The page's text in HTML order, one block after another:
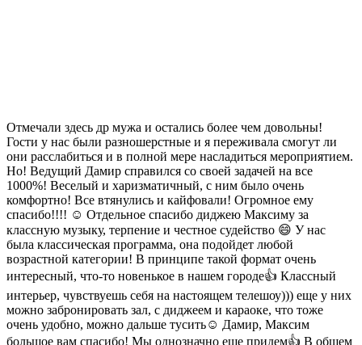
Отмечали здесь др мужа и остались более чем довольны!
Гости у нас были разношерстные и я переживала смогут ли
они расслабиться и в полной мере насладиться мероприятием.
Но! Ведущий Дамир справился со своей задачей на все
1000%! Веселый и харизматичный, с ним было очень
комфортно! Все втянулись и кайфовали! Огромное ему
спасибо!!!! ☺️ Отдельное спасибо диджею Максиму за
классную музыку, терпение и честное судейство 😄 У нас
была классическая программа, она подойдет любой
возрастной категории! В принципе такой формат очень
интересный, что-то новенькое в нашем городе👍 Классный
интерьер, чувствуешь себя на настоящем телешоу))) еще у них
можно забронировать зал, с диджеем и караоке, что тоже
очень удобно, можно дальше тусить☺️ Дамир, Максим
большое вам спасибо! Мы однозначно еще придем👍 В общем